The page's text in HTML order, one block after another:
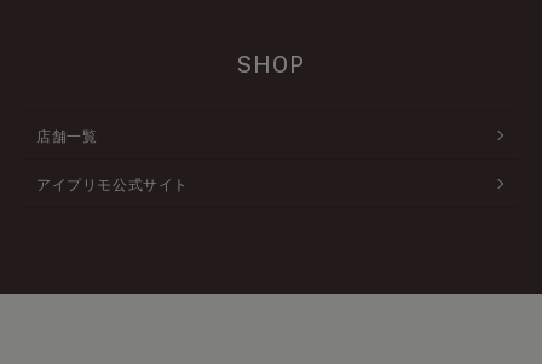
SHOP
店舗一覧
アイプリモ公式サイト